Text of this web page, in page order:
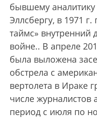
бывшему
Эллсбергу, в 1971
таймс» внутренний
войне.. В апреле
была выложена
обстрела с
вертолета в Ираке
числе журналистов
период с июля по